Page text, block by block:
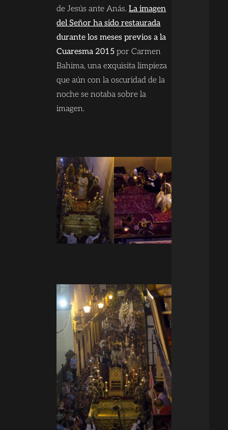
de Jesús ante Anás.La imagen
del Señor ha sido restaurada
durante los meses previos a la
Cuaresma 2015 por Carmen
Bahima, una exquisita limpieza
que aún con la oscuridad de la
noche se notaba sobre la
imagen.